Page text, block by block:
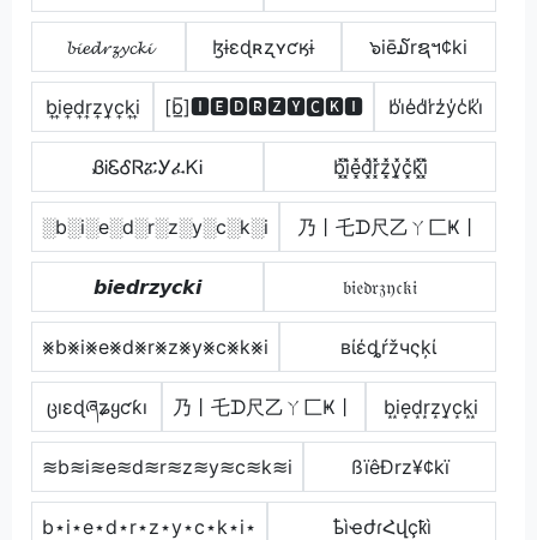
𝓫𝓲𝓮𝓭𝓻𝔃𝔂𝓬𝓴𝓲 ɮɨɛɖʀʐʏƈӄɨ ๖iē໓rຊฯ¢ki
b͎i͎e͎d͎r͎z͎y͎c͎k͎i͎ [b̲̅]🅸🅴🅳🆁🆉🆈🅲🅺🅸 b̾i̾e̾d̾r̾z̾y̾c̾k̾i̾
ᏰᎥᏋᎴᏒፚᎩፈᏦᎥ b͓̽i͓̽e͓̽d͓̽r͓̽z͓̽y͓̽c͓̽k͓̽i͓̽
░b░i░e░d░r░z░y░c░k░i 乃丨乇ᗪ尺乙ㄚ匚Ҝ丨
𝙗𝙞𝙚𝙙𝙧𝙯𝙮𝙘𝙠𝙞 𝔟𝔦𝔢𝔡𝔯𝔷𝔶𝔠𝔨𝔦
⨳b⨳i⨳e⨳d⨳r⨳z⨳y⨳c⨳k⨳i вίέȡŕžчςķί
ცıɛɖཞʑყƈƙı 乃丨乇ᗪ尺乙ㄚ匚Ҝ丨 b͙i͙e͙d͙r͙z͙y͙c͙k͙i͙
≋b≋i≋e≋d≋r≋z≋y≋c≋k≋i ßïêÐrz¥¢kï
b⋆i⋆e⋆d⋆r⋆z⋆y⋆c⋆k⋆i⋆ ҍìҽժɾՀվçҟì